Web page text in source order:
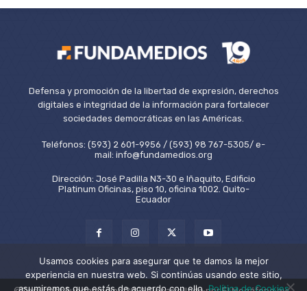
Defensa y promoción de la libertad de expresión, derechos
digitales e integridad de la información para fortalecer
sociedades democráticas en las Américas.
Teléfonos: (593) 2 601-9956 / (593) 98 767-5305/ e-
mail: info@fundamedios.org
Dirección: José Padilla N3-30 e Iñaquito, Edificio
Platinum Oficinas, piso 10, oficina 1002. Quito-
Ecuador
Usamos cookies para asegurar que te damos la mejor
experiencia en nuestra web. Si continúas usando este sitio,
asumiremos que estás de acuerdo con ello.Política de Cookies